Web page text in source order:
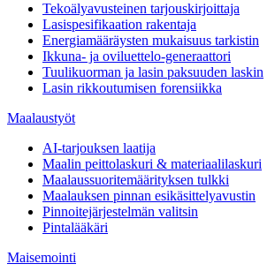
Tekoälyavusteinen tarjouskirjoittaja
Lasispesifikaation rakentaja
Energiamääräysten mukaisuus tarkistin
Ikkuna- ja oviluettelo-generaattori
Tuulikuorman ja lasin paksuuden laskin
Lasin rikkoutumisen forensiikka
Maalaustyöt
AI-tarjouksen laatija
Maalin peittolaskuri & materiaalilaskuri
Maalaussuoritemäärityksen tulkki
Maalauksen pinnan esikäsittelyavustin
Pinnoitejärjestelmän valitsin
Pintalääkäri
Maisemointi